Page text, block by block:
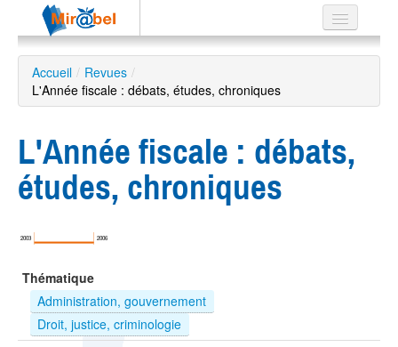
Le réseau
Soutien
ES
?
Accueil / Revues /
L'Année fiscale : débats, études, chroniques
L'Année fiscale : débats,
études, chroniques
2003 2006
Thématique
Administration, gouvernement
Droit, justice, criminologie